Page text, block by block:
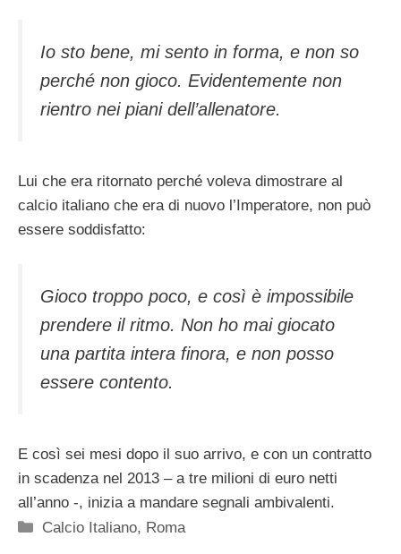
Io sto bene, mi sento in forma, e non so
perché non gioco. Evidentemente non
rientro nei piani dell’allenatore.
Lui che era ritornato perché voleva dimostrare al
calcio italiano che era di nuovo l’Imperatore, non può
essere soddisfatto:
Gioco troppo poco, e così è impossibile
prendere il ritmo. Non ho mai giocato
una partita intera finora, e non posso
essere contento.
E così sei mesi dopo il suo arrivo, e con un contratto
in scadenza nel 2013 – a tre milioni di euro netti
all’anno -, inizia a mandare segnali ambivalenti.
Categorie
Calcio Italiano, Roma